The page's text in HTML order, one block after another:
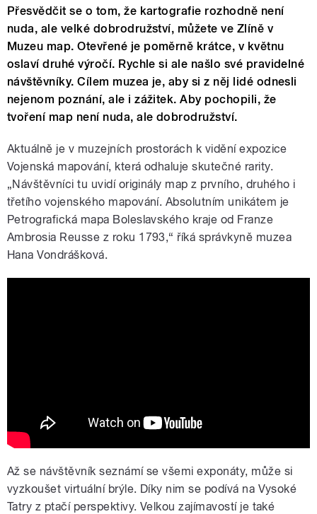
Přesvědčit se o tom, že kartografie rozhodně není
nuda, ale velké dobrodružství, můžete ve Zlíně v
Muzeu map. Otevřené je poměrně krátce, v květnu
oslaví druhé výročí. Rychle si ale našlo své pravidelné
návštěvníky. Cílem muzea je, aby si z něj lidé odnesli
nejenom poznání, ale i zážitek. Aby pochopili, že
tvoření map není nuda, ale dobrodružství.
Aktuálně je v muzejních prostorách k vidění expozice
Vojenská mapování, která odhaluje skutečné rarity.
„Návštěvníci tu uvidí originály map z prvního, druhého i
třetího vojenského mapování. Absolutním unikátem je
Petrografická mapa Boleslavského kraje od Franze
Ambrosia Reusse z roku 1793,“ říká správkyně muzea
Hana Vondrášková.
Až se návštěvník seznámí se všemi exponáty, může si
vyzkoušet virtuální brýle. Díky nim se podívá na Vysoké
Tatry z ptačí perspektivy. Velkou zajímavostí je také